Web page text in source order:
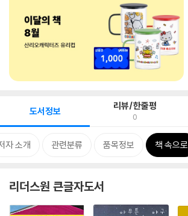
도서정보 리뷰/한줄평
0
자 소개 관련분류 품목정보 책 속으로
리더스원 큰글자도서